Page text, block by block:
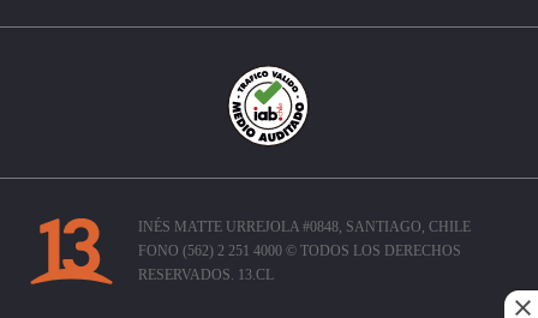
INÉS MATTE URREJOLA #0848, SANTIAGO, CHILE
FONO (562) 2 251 4000 © TODOS LOS DERECHOS
RESERVADOS. 13.CL